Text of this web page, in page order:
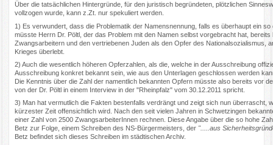
Über die tatsächlichen Hintergründe, für den juristisch begründeten, plötzlichen
vollzogen wurde, kann z.Zt. nur spekuliert werden.
1) Es verwundert, dass die Problematik der Namensnennung, falls es überhaupt ein
müsste Herrn Dr. Pöltl, der das Problem mit den Namen selbst vorgebracht hat,
Zwangsarbeitern und den vertriebenen Juden als den Opfer des Nationalsozialismus,
Krieges überlebt.
2) Auch die wesentlich höheren Opferzahlen, als die, welche in der Ausschreibung
Ausschreibung konkret bekannt sein, wie aus den Unterlagen geschlossen werden
Die Kenntnis über die Zahl der namentlich bekannten Opfern müsste also bereits vor
von der Dr. Pöltl in einem Interview in der "Rheinpfalz" vom 30.12.2011 spricht.
3) Man hat vermutlich die Fakten bestenfalls verdrängt und zeigt sich nun
kürzester Zeit offensichtlich wird. Nach den seit vielen Jahren in Schwetzingen
einer Zahl von 2500 ZwangsarbeiterInnen rechnen. Diese Angabe über die so hohe
Betz zur Folge, einem Schreiben des NS-Bürgermeisters, der ".....aus
Betz befindet sich dieses Schreiben im städtischen Archiv.